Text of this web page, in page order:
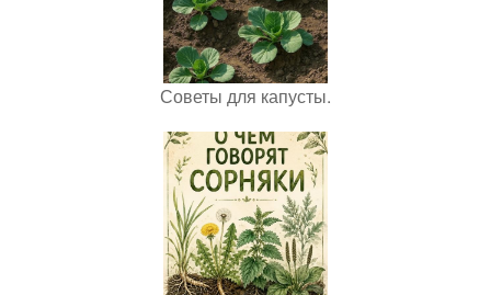
Советы для капусты.